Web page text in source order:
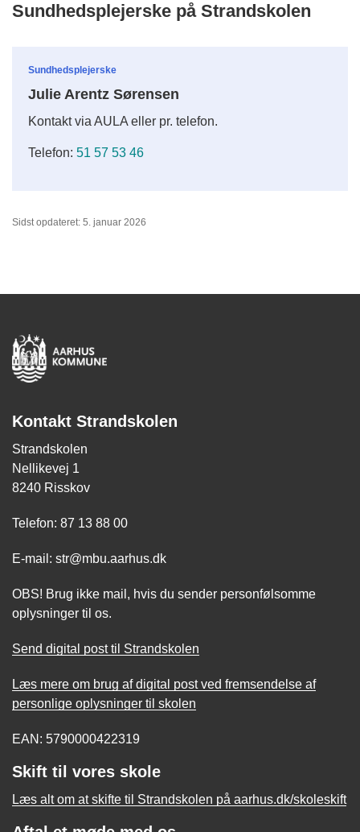
Sundhedsplejerske på Strandskolen
Sundhedsplejerske
Julie Arentz Sørensen
Kontakt via AULA eller pr. telefon.
Telefon: 51 57 53 46
Sidst opdateret: 5. januar 2026
Kontakt Strandskolen
Strandskolen
Nellikevej 1
8240 Risskov
Telefon: 87 13 88 00
E-mail: str@mbu.aarhus.dk
OBS! Brug ikke mail, hvis du sender personfølsomme
oplysninger til os.
Send digital post til Strandskolen
Læs mere om brug af digital post ved fremsendelse af
personlige oplysninger til skolen
EAN: 5790000422319
Skift til vores skole
Læs alt om at skifte til Strandskolen på aarhus.dk/skoleskift